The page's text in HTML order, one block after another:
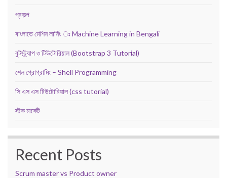
প্রকল্প
বাংলাতে মেশিন লার্নিং ঃ Machine Learning in Bengali
বুটস্ট্র্যাপ ৩ টিউটোরিয়াল (Bootstrap 3 Tutorial)
শেল প্রোগ্রামিং – Shell Programming
সি এস এস টিউটোরিয়াল (css tutorial)
স্টক মার্কেট
Recent Posts
Scrum master vs Product owner